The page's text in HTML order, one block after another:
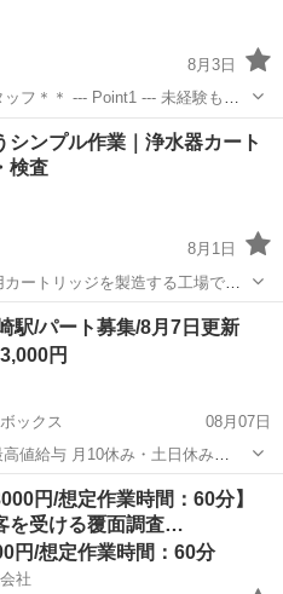
8月3日
未経験も就
い！！ 先輩スタッフがイチから
トした方も多数活躍しています
フ
シンプル作業｜浄水器カート
検査
8月1日
ートリッジを製造する工場で
駅/パート募集/8月7日更新
円
ックス
08月07日
値給与 月10休み・土日休み
<仕事内容> 施術内容 ・アイブ
ション ・まつげパーマ ・まつげ
円/想定作業時間：60分】
を受ける覆面調査…
円/想定作業時間：60分
社